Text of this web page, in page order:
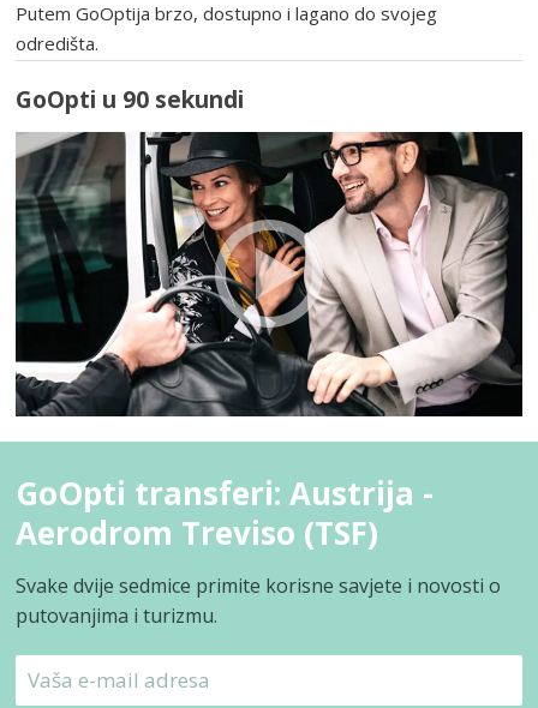
Putem GoOptija brzo, dostupno i lagano do svojeg
odredišta.
GoOpti u 90 sekundi
GoOpti transferi: Austrija -
Aerodrom Treviso (TSF)
Svake dvije sedmice primite korisne savjete i novosti o
putovanjima i turizmu.